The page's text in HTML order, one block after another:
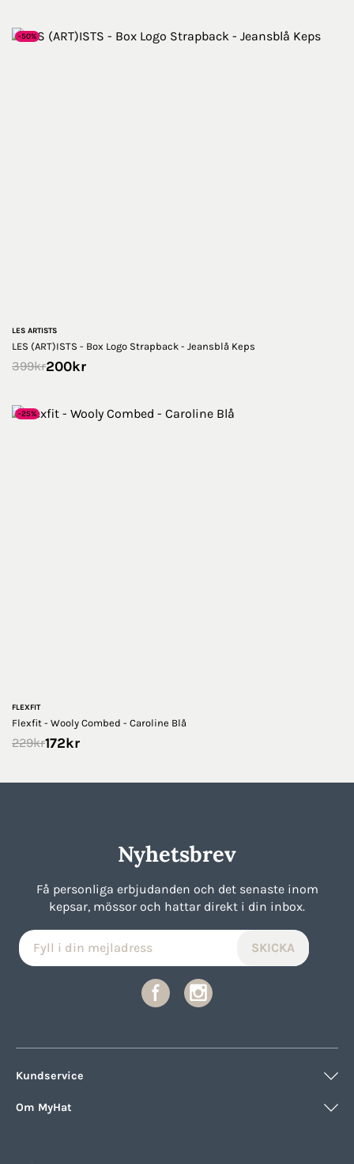
-50%
LES ARTISTS
LES (ART)ISTS - Box Logo Strapback - Jeansblå Keps
399kr200kr
-25%
FLEXFIT
Flexfit - Wooly Combed - Caroline Blå
229kr172kr
Nyhetsbrev
Få personliga erbjudanden och det senaste inom
kepsar, mössor och hattar direkt i din inbox.
Kundservice
Om MyHat